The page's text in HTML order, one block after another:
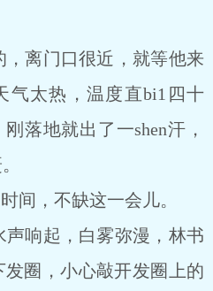
离门口很近，就等他来
气太热，温度直bi1四十
落地就出了一shen汗，
，不缺这一会儿。
响起，白雾弥漫，林书
圈，小心敲开发圈上的